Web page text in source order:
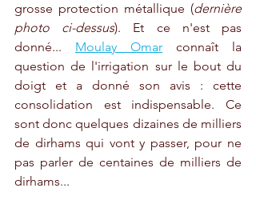
grosse protection métallique (dernière
photo ci-dessus). Et ce n'est pas
donné... Moulay Omar connaît la
question de l'irrigation sur le bout du
doigt et a donné son avis : cette
consolidation est indispensable. Ce
sont donc quelques dizaines de milliers
de dirhams qui vont y passer, pour ne
pas parler de centaines de milliers de
dirhams...